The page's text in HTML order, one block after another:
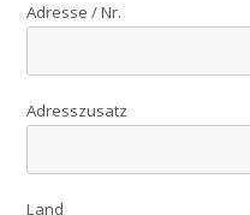
Adresse / Nr.
Adresszusatz
Land